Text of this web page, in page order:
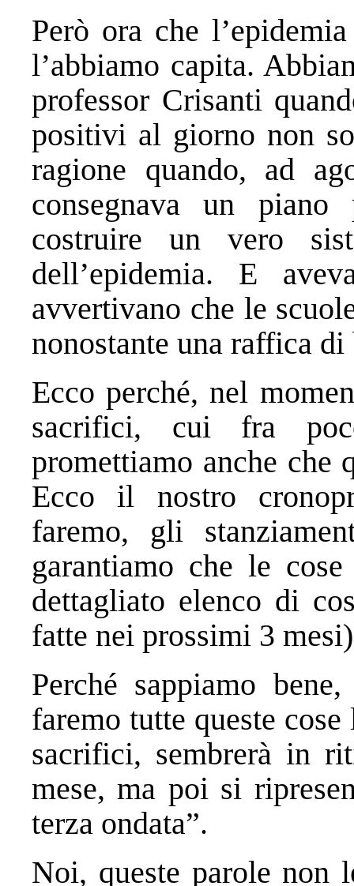
Però ora che
l’abbiamo capita.
professor Crisanti
positivi al giorno non
ragione quando, ad
consegnava un
costruire un vero
dell’epidemia. E
avvertivano che le
nonostante una raffica
Ecco perché, nel
sacrifici, cui fra
promettiamo anche
Ecco il nostro
faremo, gli
garantiamo che le
dettagliato elenco di
fatte nei prossimi 3
Perché sappiamo
faremo tutte queste
sacrifici, sembrerà in
mese, ma poi si
terza ondata”.
Noi, queste parole non